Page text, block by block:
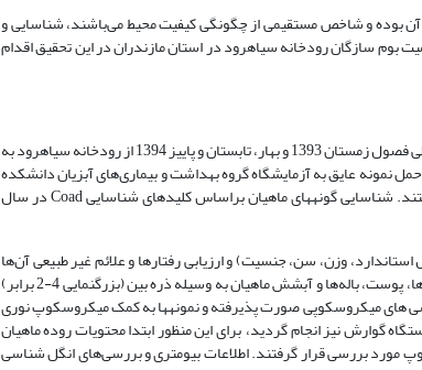
آن بوده و شاخص مستقیمی از چگونگی کیفیت محیط می‌­باشند، شناسایی و
بوم سازگان رودخانه سیاهرود در استان مازندران در این تحقیق اقدام
در مجموع 96 نمونه ماهی با میانگین وزنی 3±42 گرم و میانگین طولی 1±15 سانتی متر در طی فصول زمستان 1393 و بهار، تابستان و پاییز 1394 از رودخانه سیاهرود به
عایق به آزمایشگاه گروه بهداشت و بیماری‌های آبزیان دانشکده
دامپزشکی دانشگاه تهران منتقل شدند. نمونه‌های منتقل شده در همان روز انتقال، تحت بررسی قرار گرفتند. شناسایی گونه­های ماهیان براساس کلیدهای شناسایی Coad در سال
وزن، سن، جنسیت) و ارزیابی رفتارها و علائم غیر طبیعی آن‌ها
اقدام گردید. ضایعات ماکروسکوپی، به ‌منظور بررسی حضور انگل­های ماکروسکوپی نظیر زالو، لرنه­آ یا شپشک ­ها، پوست، باله­‌ها و آبشش ماهیان به وسیله ذره بین (بزرگنمایی 4-2 برابر)
‌های میکروسکوپی صورت پذیرفته و نمونه­ها به کمک میکروسکوپ نوری
و دستگاه گوارش نیز انجام گردید، برای این منظور ابتدا محتویات روده ماهیان
مورد بررسی قرار گرفتند. اطلاعات بیومتری و بررسی‌های انگل شناسی